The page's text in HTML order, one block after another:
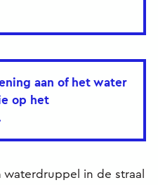
aan of het water
op het
in de straal